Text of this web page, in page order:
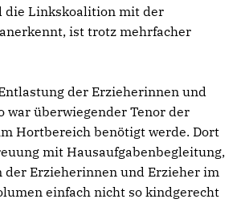
die Linkskoalition mit der
ist trotz mehrfacher
der Erzieherinnen und
war überwiegender Tenor der
Hortbereich benötigt werde. Dort
mit Hausaufgabenbegleitung,
der Erzieherinnen und Erzieher im
einfach nicht so kindgerecht